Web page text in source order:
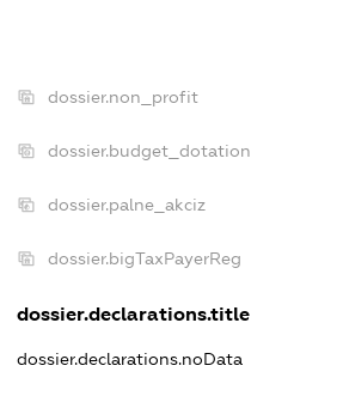
dossier.non_profit
dossier.budget_dotation
dossier.palne_akciz
dossier.bigTaxPayerReg
dossier.declarations.title
dossier.declarations.noData